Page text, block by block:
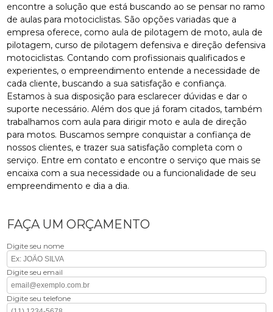
encontre a solução que está buscando ao se pensar no ramo
de aulas para motociclistas. São opções variadas que a
empresa oferece, como aula de pilotagem de moto, aula de
pilotagem, curso de pilotagem defensiva e direção defensiva
motociclistas. Contando com profissionais qualificados e
experientes, o empreendimento entende a necessidade de
cada cliente, buscando a sua satisfação e confiança.
Estamos à sua disposição para esclarecer dúvidas e dar o
suporte necessário. Além dos que já foram citados, também
trabalhamos com aula para dirigir moto e aula de direção
para motos. Buscamos sempre conquistar a confiança de
nossos clientes, e trazer sua satisfação completa com o
serviço. Entre em contato e encontre o serviço que mais se
encaixa com a sua necessidade ou a funcionalidade de seu
empreendimento e dia a dia.
FAÇA UM ORÇAMENTO
Digite seu nome
Digite seu email
Digite seu telefone